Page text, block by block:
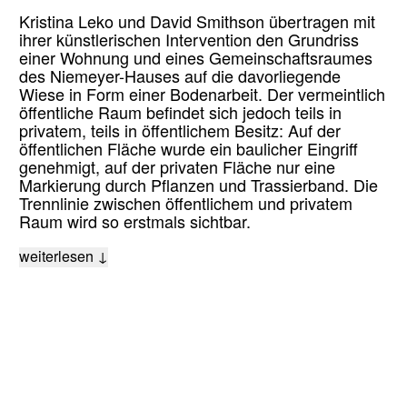
Kristina Leko und David Smithson übertragen mit
ihrer künstlerischen Intervention den Grundriss
einer Wohnung und eines Gemeinschaftsraumes
des Niemeyer-Hauses auf die davorliegende
Wiese in Form einer Bodenarbeit. Der vermeintlich
öffentliche Raum befindet sich jedoch teils in
privatem, teils in öffentlichem Besitz: Auf der
öffentlichen Fläche wurde ein baulicher Eingriff
genehmigt, auf der privaten Fläche nur eine
Markierung durch Pflanzen und Trassierband. Die
Trennlinie zwischen öffentlichem und privatem
Raum wird so erstmals sichtbar.
weiterlesen ↓